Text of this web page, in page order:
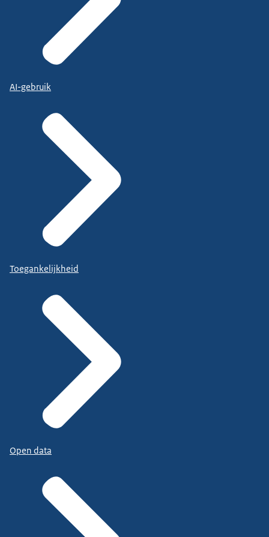
AI-gebruik
Toegankelijkheid
Open data